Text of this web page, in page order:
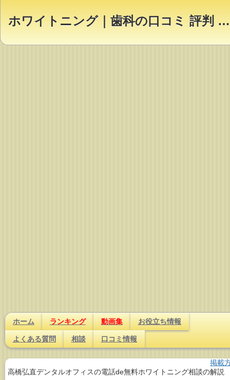
ホワイトニング｜歯科の口コミ 評判 ランキング【Dr.NAVI】
ホーム ランキング 動画集 お役立ち情報
よくある質問 相談 口コミ情報
掲載
高橋弘直デンタルオフィスの電話de無料ホワイトニング相談の解説